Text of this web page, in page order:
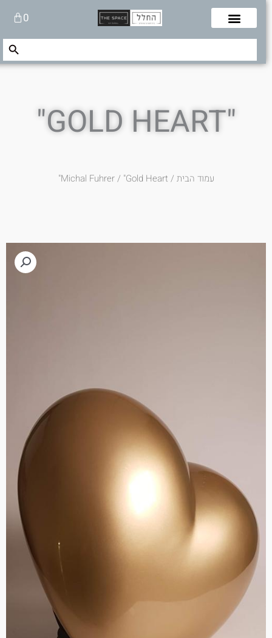
0עגלת
קניות
Search
Search Button
"GOLD HEART"
עמוד הבית/
Michal Fuhrer/ "Gold Heart"